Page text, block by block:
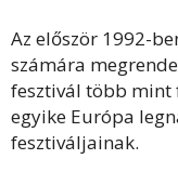
Az először 1992-
számára
fesztivál több mint
egyike Európa
fesztiváljainak.